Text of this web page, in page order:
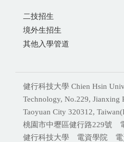
二技招生
境外生招生
其他入學管道
健行科技大學 Chien Hsin
Technology, No.229, Jianxing
Taoyuan City 320312,
桃園市中壢區健行路229號
健行科技大學 電資學院 電